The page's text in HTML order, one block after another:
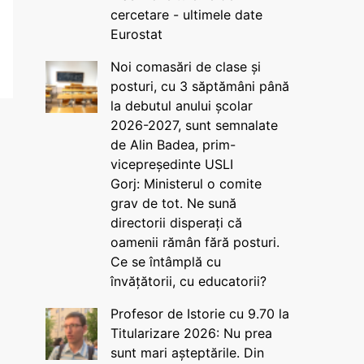
cercetare - ultimele date
Eurostat
Noi comasări de clase și
posturi, cu 3 săptămâni până
la debutul anului școlar
2026-2027, sunt semnalate
de Alin Badea, prim-
vicepreședinte USLI
Gorj: Ministerul o comite
grav de tot. Ne sună
directorii disperați că
oamenii rămân fără posturi.
Ce se întâmplă cu
învățătorii, cu educatorii?
Profesor de Istorie cu 9.70 la
Titularizare 2026: Nu prea
sunt mari așteptările. Din